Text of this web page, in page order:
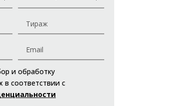
и обработку
в соответствии с